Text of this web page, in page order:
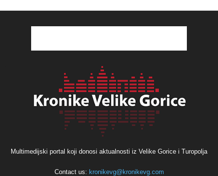
Multimedijski portal koji donosi aktualnosti iz Velike Gorice i Turopolja
Contact us: kronikevg@kronikevg.com